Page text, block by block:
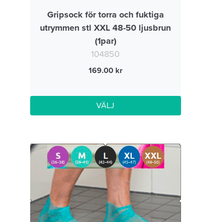
Gripsock för torra och fuktiga
utrymmen stl XXL 48-50 ljusbrun
(1par)
104850
169.00
VÄLJ